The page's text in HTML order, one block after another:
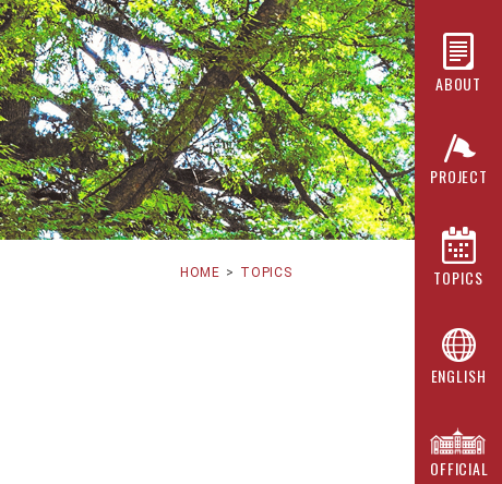
ABOUT
PROJECT
TOPICS
ENGLISH
OFFICIAL
HOME TOPICS